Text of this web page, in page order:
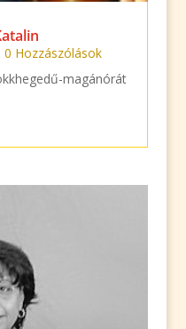
0 Hozzászólások
magánórát